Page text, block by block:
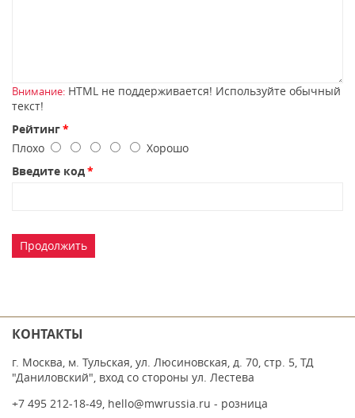
Внимание: HTML не поддерживается! Используйте обычный
текст!
Рейтинг
Плохо
Хорошо
Введите код
Продолжить
КОНТАКТЫ
г. Москва, м. Тульская, ул. Люсиновская, д. 70, стр. 5, ТД
"Даниловский", вход со стороны ул. Лестева
+7 495 212-18-49, hello@mwrussia.ru - розница